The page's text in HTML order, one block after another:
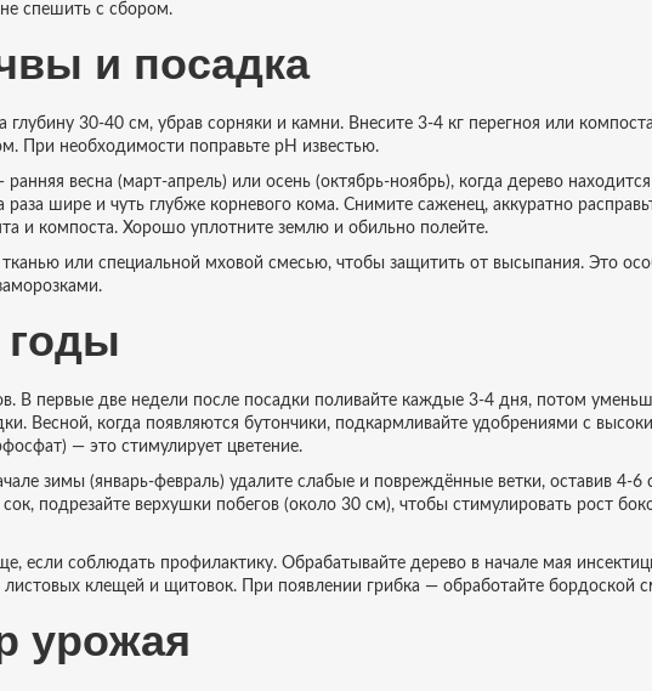
спешить с сбором.
и посадка
30‑40 см, убрав сорняки и камни. Внесите 3‑4 кг перегноя или
При необходимости поправьте pH известью.
весна (март‑апрель) или осень (октябрь‑ноябрь), когда дерево
шире и чуть глубже корневого кома. Снимите саженец, аккуратно
и компоста. Хорошо уплотните землю и обильно полейте.
или специальной мховой смесью, чтобы защитить от высыпания. Это
В первые две недели после посадки поливайте каждые 3‑4 дня, потом
Весной, когда появляются бутончики, подкармливайте удобрениями с
— это стимулирует цветение.
зимы (январь‑февраль) удалите слабые и повреждённые ветки, оставив 4‑6
сок, подрезайте верхушки побегов (около 30 см), чтобы стимулировать рост
если соблюдать профилактику. Обрабатывайте дерево в начале мая
листовых клещей и щитовок. При появлении грибка — обработайте бордоской
урожая